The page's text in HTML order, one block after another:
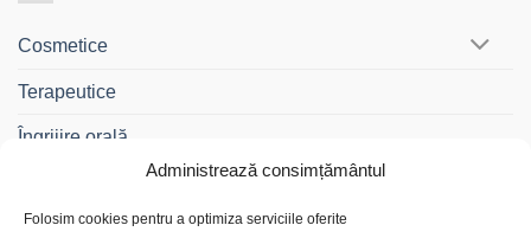
Administrează consimțământul
Folosim cookies pentru a optimiza serviciile oferite
Cosmetice
Terapeutice
Îngrijire orală
Gama Travel